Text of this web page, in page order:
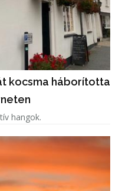
kocsma háborította
hangok.